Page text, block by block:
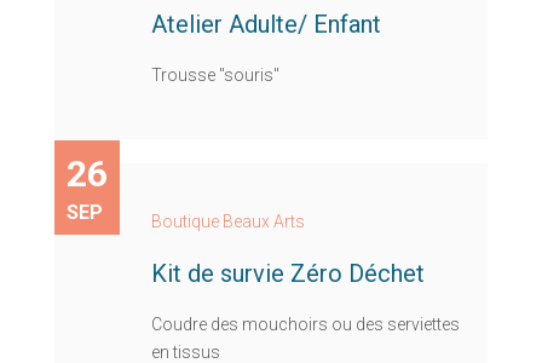
Atelier Adulte/ Enfant
Trousse "souris"
26
SEP Boutique Beaux Arts
Kit de survie Zéro Déchet
Coudre des mouchoirs ou des serviettes
en tissus